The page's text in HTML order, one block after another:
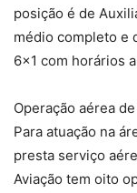
posição é de
médio completo e
6×1 com horários
Operação aérea
Para atuação na
presta serviço
Aviação tem oito